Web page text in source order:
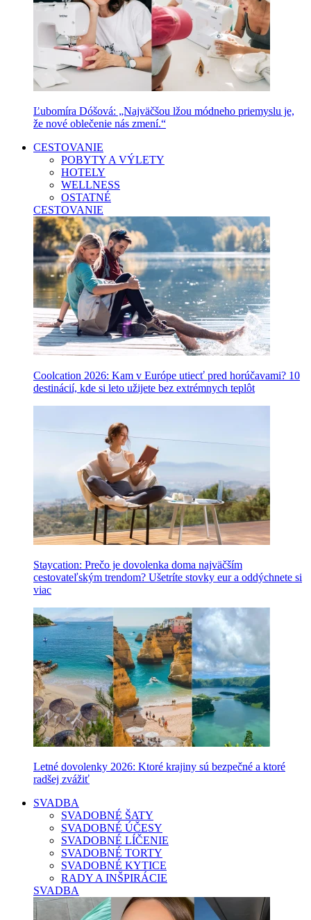
Ľubomíra Dóšová: „Najväčšou lžou módneho priemyslu je,
že nové oblečenie nás zmení.“
CESTOVANIE
POBYTY A VÝLETY
HOTELY
WELLNESS
OSTATNÉ
CESTOVANIE
Coolcation 2026: Kam v Európe utiecť pred horúčavami? 10
destinácií, kde si leto užijete bez extrémnych teplôt
Staycation: Prečo je dovolenka doma najväčším
cestovateľským trendom? Ušetríte stovky eur a oddýchnete si
viac
Letné dovolenky 2026: Ktoré krajiny sú bezpečné a ktoré
radšej zvážiť
SVADBA
SVADOBNÉ ŠATY
SVADOBNÉ ÚČESY
SVADOBNÉ LÍČENIE
SVADOBNÉ TORTY
SVADOBNÉ KYTICE
RADY A INŠPIRÁCIE
SVADBA